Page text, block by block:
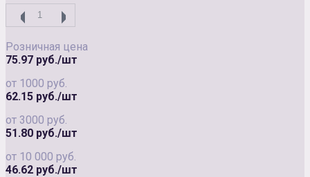
Розничная цена
75.97 руб./шт
от 1000 руб.
62.15 руб./шт
от 3000 руб.
51.80 руб./шт
от 10 000 руб.
46.62 руб./шт